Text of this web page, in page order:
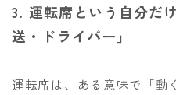
3. 運転席という自分だ
送・ドライバー」
運転席は、ある意味で「動